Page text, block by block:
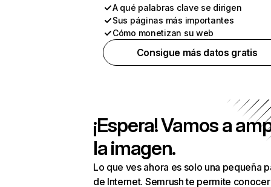
A qué palabras clave se dirigen
Sus páginas más importantes
Cómo monetizan su web
Consigue más datos gratis
¡Espera! Vamos a
la imagen.
Lo que ves ahora es solo una pequeña
de Internet. Semrush te permite